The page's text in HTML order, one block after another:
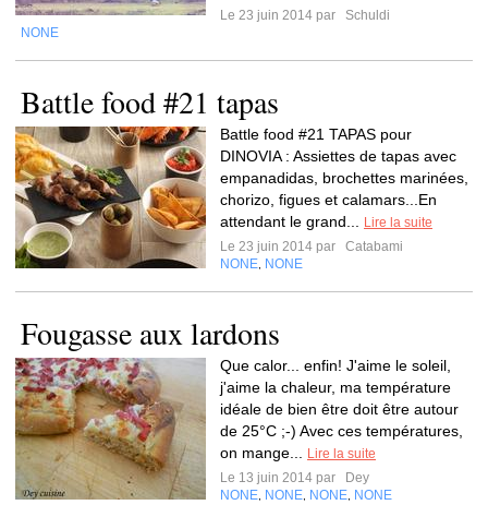
Le 23 juin 2014 par
Schuldi
NONE
Battle food #21 tapas
Battle food #21 TAPAS pour
DINOVIA : Assiettes de tapas avec
empanadidas, brochettes marinées,
chorizo, figues et calamars...En
attendant le grand...
Lire la suite
Le 23 juin 2014 par
Catabami
NONE NONE
Fougasse aux lardons
Que calor... enfin! J'aime le soleil,
j'aime la chaleur, ma température
idéale de bien être doit être autour
de 25°C ;-) Avec ces températures,
on mange...
Lire la suite
Le 13 juin 2014 par
Dey
NONE NONE NONE NONE